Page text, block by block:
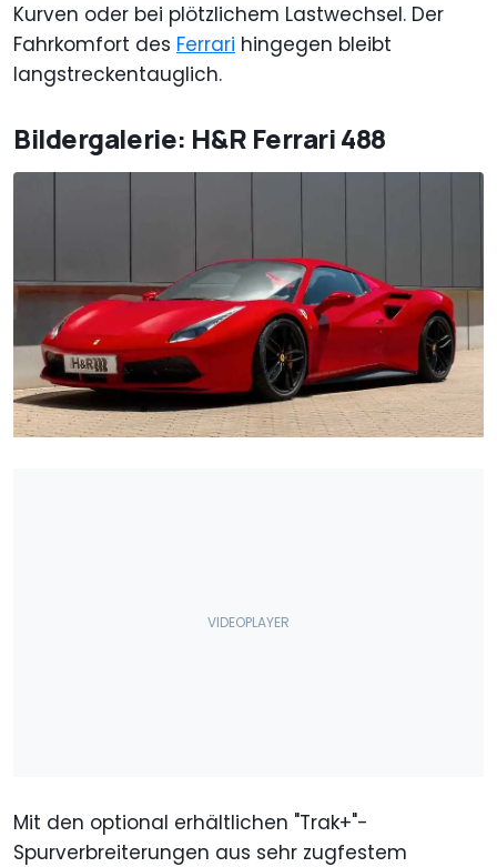
Kurven oder bei plötzlichem Lastwechsel. Der
Fahrkomfort des Ferrari hingegen bleibt
langstreckentauglich.
Bildergalerie: H&R Ferrari 488
Mit den optional erhältlichen "Trak+"-
Spurverbreiterungen aus sehr zugfestem